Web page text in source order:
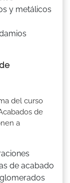
y metálicos
del curso
de
a
de acabado